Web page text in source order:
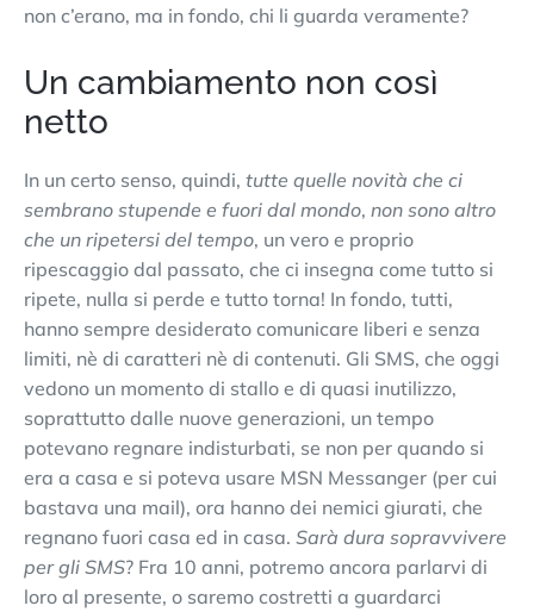
non c’erano, ma in fondo, chi li guarda veramente?
Un cambiamento non così
netto
In un certo senso, quindi, tutte quelle novità che ci
sembrano stupende e fuori dal mondo, non sono altro
che un ripetersi del tempo, un vero e proprio
ripescaggio dal passato, che ci insegna come tutto si
ripete, nulla si perde e tutto torna! In fondo, tutti,
hanno sempre desiderato comunicare liberi e senza
limiti, nè di caratteri nè di contenuti. Gli SMS, che oggi
vedono un momento di stallo e di quasi inutilizzo,
soprattutto dalle nuove generazioni, un tempo
potevano regnare indisturbati, se non per quando si
era a casa e si poteva usare MSN Messanger (per cui
bastava una mail), ora hanno dei nemici giurati, che
regnano fuori casa ed in casa. Sarà dura sopravvivere
per gli SMS? Fra 10 anni, potremo ancora parlarvi di
loro al presente, o saremo costretti a guardarci